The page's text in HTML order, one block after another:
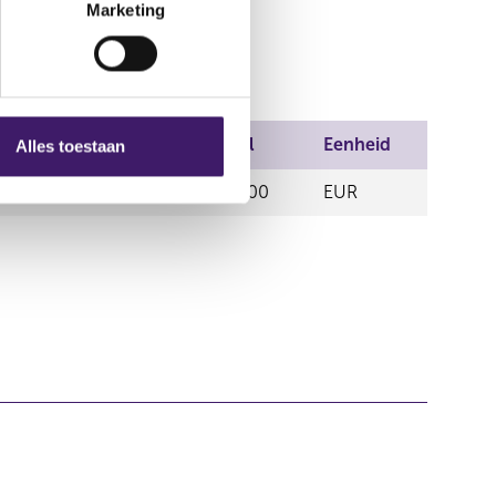
Marketing
Alles toestaan
Prijs Aantal Eenheid
1.140,00 EUR